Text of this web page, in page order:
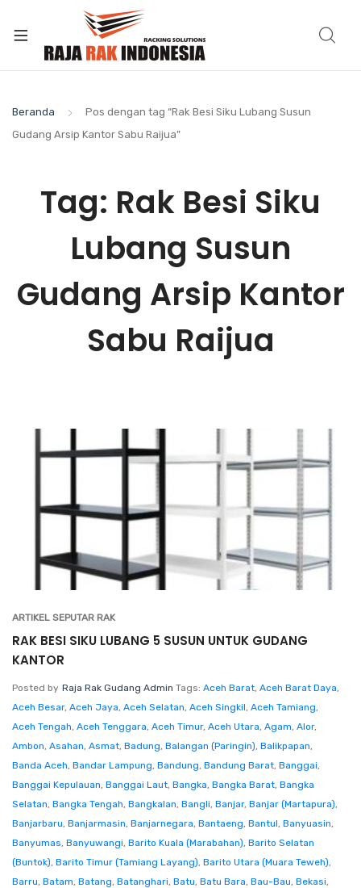
Beranda
Pos dengan tag “Rak Besi Siku Lubang Susun
Gudang Arsip Kantor Sabu Raijua”
Tag: Rak Besi Siku
Lubang Susun
Gudang Arsip Kantor
Sabu Raijua
ARTIKEL SEPUTAR RAK
RAK BESI SIKU LUBANG 5 SUSUN UNTUK GUDANG
KANTOR
Posted by Raja Rak Gudang Admin Tags: Aceh Barat, Aceh Barat Daya,
Aceh Besar, Aceh Jaya, Aceh Selatan, Aceh Singkil, Aceh Tamiang,
Aceh Tengah, Aceh Tenggara, Aceh Timur, Aceh Utara, Agam, Alor,
Ambon, Asahan, Asmat, Badung, Balangan (Paringin), Balikpapan,
Banda Aceh, Bandar Lampung, Bandung, Bandung Barat, Banggai,
Banggai Kepulauan, Banggai Laut, Bangka, Bangka Barat, Bangka
Selatan, Bangka Tengah, Bangkalan, Bangli, Banjar, Banjar (Martapura),
Banjarbaru, Banjarmasin, Banjarnegara, Bantaeng, Bantul, Banyuasin,
Banyumas, Banyuwangi, Barito Kuala (Marabahan), Barito Selatan
(Buntok), Barito Timur (Tamiang Layang), Barito Utara (Muara Teweh),
Barru, Batam, Batang, Batanghari, Batu, Batu Bara, Bau-Bau, Bekasi,